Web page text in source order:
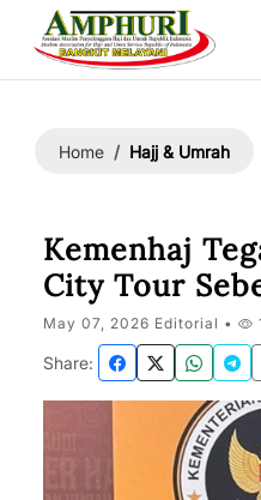
Home Hajj & Umrah
Kemenhaj
City Tour
May 07, 2026 Editorial •
Share: